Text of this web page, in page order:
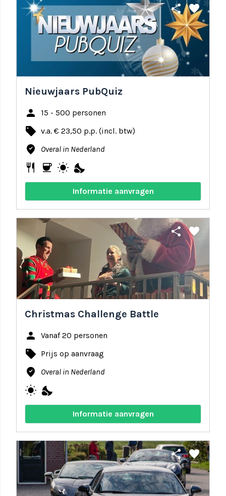
share favorite
Nieuwjaars PubQuiz
person 15 - 500 personen
local_offer v.a. € 23,50 p.p. (incl. btw)
where_to_vote Overal in Nederland
restaurant coffee wb_sunny nights_stay
Informatie aanvragen
share favorite
Christmas Challenge Battle
person Vanaf 20 personen
local_offer Prijs op aanvraag
where_to_vote Overal in Nederland
wb_sunny nights_stay
Informatie aanvragen
share favorite